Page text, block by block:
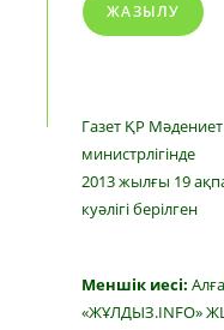
ЖАЗЫЛУ
Газет ҚР
министрлігінде
2013 жылғы 19
куәлігі берілген
Меншік иесі:
«ЖҰЛДЫЗ.INFO»